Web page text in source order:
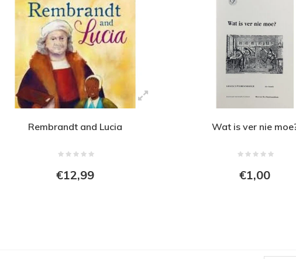
Rembrandt and Lucia
€12,99
Wat is ver nie
€1,00